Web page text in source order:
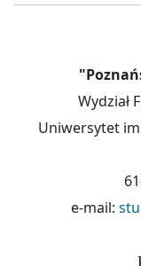
Wydział
Uniwersytet
e-mail: